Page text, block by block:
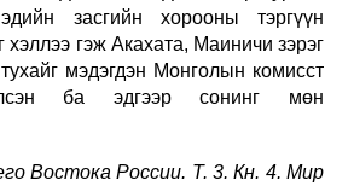
засгийн хорооны тэргүүн
гэж Акахата, Маиничи зэрэг
мэдэгдэн Монголын комисст
ба эдгээр сонинг мөн
Востока России. Т. 3. Кн. 4. Мир